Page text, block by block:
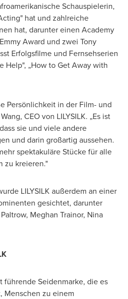
Schauspielerin,
hat und zahlreiche
hat, darunter einen Academy
Award und zwei Tony
Erfolgsfilme und Fernsehserien
Help", „How to Get Away with
Persönlichkeit in der Film- und
, CEOvon LILYSILK. „Es ist
sie und viele andere
und darin großartig aussehen.
spektakuläre Stücke für alle
zu kreieren."
LILYSILK außerdem an einer
gesichtet, darunter
, Meghan Trainor, Nina
führende Seidenmarke, die es
Menschen zu einem